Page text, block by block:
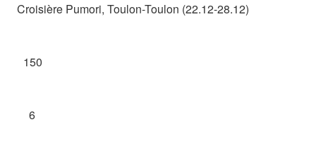
Croisière Pumori, Toulon-Toulon (22.12-28.12)
150
6